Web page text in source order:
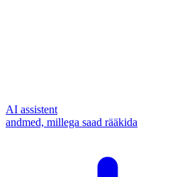
AI assistent
andmed, millega saad rääkida